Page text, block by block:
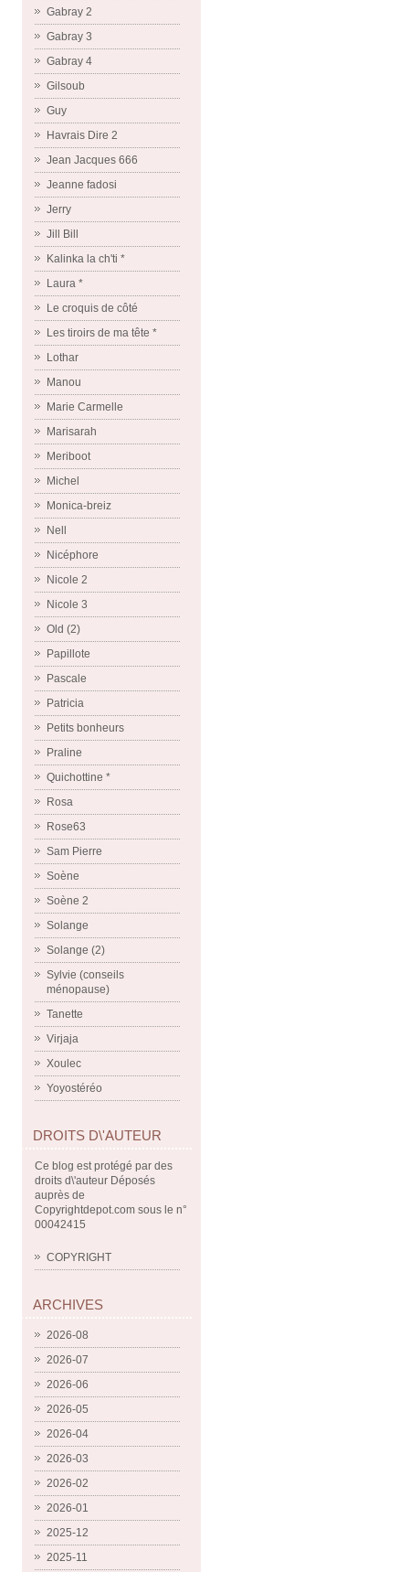
Gabray 2
Gabray 3
Gabray 4
Gilsoub
Guy
Havrais Dire 2
Jean Jacques 666
Jeanne fadosi
Jerry
Jill Bill
Kalinka la ch'ti *
Laura *
Le croquis de côté
Les tiroirs de ma tête *
Lothar
Manou
Marie Carmelle
Marisarah
Meriboot
Michel
Monica-breiz
Nell
Nicéphore
Nicole 2
Nicole 3
Old (2)
Papillote
Pascale
Patricia
Petits bonheurs
Praline
Quichottine *
Rosa
Rose63
Sam Pierre
Soène
Soène 2
Solange
Solange (2)
Sylvie (conseils
ménopause)
Tanette
Virjaja
Xoulec
Yoyostéréo
DROITS D\'AUTEUR
Ce blog est protégé par des
droits d\'auteur Déposés
auprès de
Copyrightdepot.com sous le n°
00042415
COPYRIGHT
ARCHIVES
2026-08
2026-07
2026-06
2026-05
2026-04
2026-03
2026-02
2026-01
2025-12
2025-11